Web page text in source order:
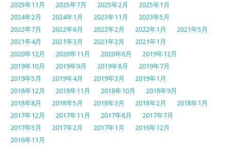
2025年11月 2025年7月 2025年2月
2025年1月
2024年2月
2024年1月 2023年11月
2023年5月
2022年7月
2022年6月 2022年2月 2022年1月
2021年5月
2021年4月
2021年3月 2021年2月
2021年1月
2020年12月
2020年11月 2020年6月
2019年12月
2019年10月
2019年9月 2019年8月
2019年7月
2019年5月
2019年4月 2019年3月
2019年1月
2018年12月
2018年11月 2018年10月
2018年9月
2018年8月
2018年5月 2018年3月 2018年2月
2018年1月
2017年12月
2017年11月 2017年8月
2017年7月
2017年5月
2017年2月 2017年1月
2016年12月
2016年11月